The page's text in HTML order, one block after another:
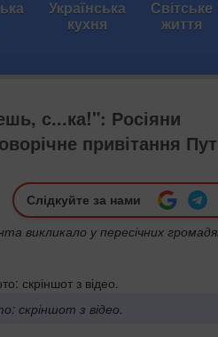
Українська
кухня
Світське
життя
с...ка!": Росіяни
привітання
Слідкуйте за нами
викликало у пересічних
скріншот з відео.